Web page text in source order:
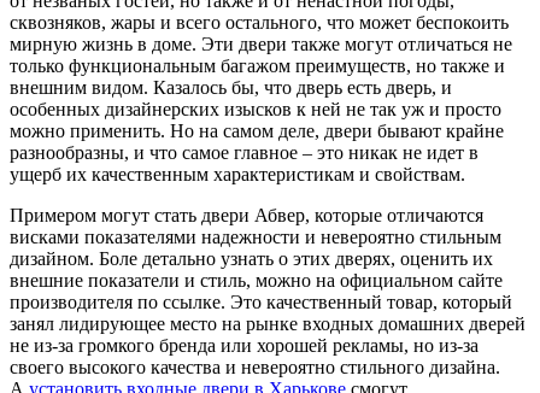
сквозняков, жары и всего остального, что может беспокоить
мирную жизнь в доме. Эти двери также могут отличаться не
только функциональным багажом преимуществ, но также и
внешним видом. Казалось бы, что дверь есть дверь, и
особенных дизайнерских изысков к ней не так уж и просто
можно применить. Но на самом деле, двери бывают крайне
разнообразны, и что самое главное – это никак не идет в
ущерб их качественным характеристикам и свойствам.
Примером могут стать двери Абвер, которые отличаются
висками показателями надежности и невероятно стильным
дизайном. Боле детально узнать о этих дверях, оценить их
внешние показатели и стиль, можно на официальном сайте
производителя по ссылке. Это качественный товар, который
занял лидирующее место на рынке входных домашних дверей
не из-за громкого бренда или хорошей рекламы, но из-за
своего высокого качества и невероятно стильного дизайна.
А установить входные двери в Харькове смогут